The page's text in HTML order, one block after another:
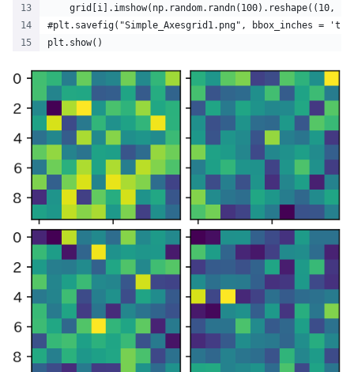
grid[i].imshow(np.random.randn(100).reshape((10,
#plt.savefig("Simple_Axesgrid1.png", bbox_inches =
plt.show()